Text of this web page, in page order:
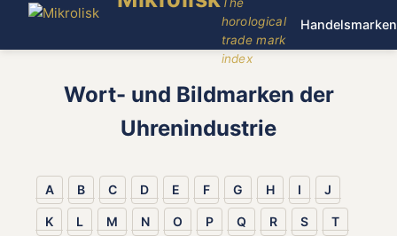
horological
trade mark
index
Handelsmarken
Wort- und Bildmarken der
Uhrenindustrie
A B C D E F G H I J
K L M N O P Q R S T